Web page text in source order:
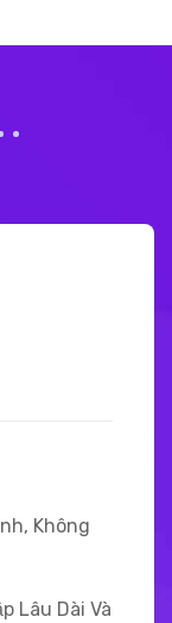
Không
Lâu Dài Và